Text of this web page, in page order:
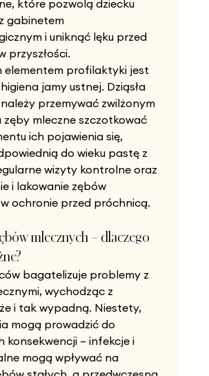
które pozwolą dziecku
gabinetem
i uniknąć lęku przed
przyszłości.
elementem profilaktyki jest
jamy ustnej. Dziąsła
przemywać zwilżonym
zęby mleczne szczotkować
ich pojawienia się,
do wieku pastę z
wizyty kontrolne oraz
i lakowanie zębów
ochronie przed próchnicą.
mlecznych – dlaczego
bagatelizuje problemy z
wychodząc z
i tak wypadną. Niestety,
mogą prowadzić do
konsekwencji – infekcje i
mogą wpływać na